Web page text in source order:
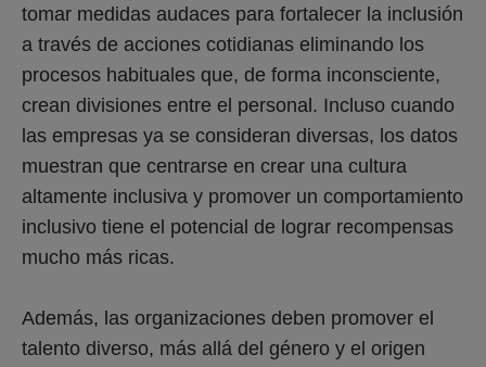
tomar medidas audaces para fortalecer la inclusión
a través de acciones cotidianas eliminando los
procesos habituales que, de forma inconsciente,
crean divisiones entre el personal. Incluso cuando
las empresas ya se consideran diversas, los datos
muestran que centrarse en crear una cultura
altamente inclusiva y promover un comportamiento
inclusivo tiene el potencial de lograr recompensas
mucho más ricas.
Además, las organizaciones deben promover el
talento diverso, más allá del género y el origen